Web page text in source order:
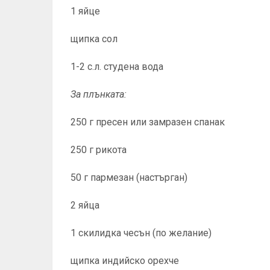
1 яйце
щипка сол
1-2 с.л. студена вода
За плънката:
250 г пресен или замразен спанак
250 г рикота
50 г пармезан (настърган)
2 яйца
1 скилидка чесън (по желание)
щипка индийско орехче